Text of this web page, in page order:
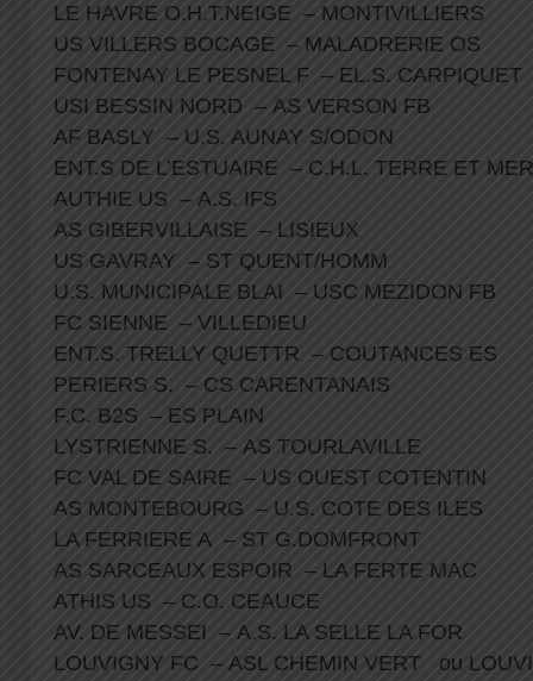
LE HAVRE O.H.T.NEIGE – MONTIVILLIERS
US VILLERS BOCAGE – MALADRERIE OS
FONTENAY LE PESNEL F – EL.S. CARPIQUET
USI BESSIN NORD – AS VERSON FB
AF BASLY – U.S. AUNAY S/ODON
ENT.S DE L’ESTUAIRE – C.H.L. TERRE ET
AUTHIE US – A.S. IFS
AS GIBERVILLAISE – LISIEUX
US GAVRAY – ST QUENT/HOMM
U.S. MUNICIPALE BLAI – USC MEZIDON FB
FC SIENNE – VILLEDIEU
ENT.S. TRELLY QUETTR – COUTANCES ES
PERIERS S. – CS CARENTANAIS
F.C. B2S – ES PLAIN
LYSTRIENNE S. – AS TOURLAVILLE
FC VAL DE SAIRE – US OUEST COTENTIN
AS MONTEBOURG – U.S. COTE DES ILES
LA FERRIERE A – ST G.DOMFRONT
AS SARCEAUX ESPOIR – LA FERTE MAC
ATHIS US – C.O. CEAUCE
AV. DE MESSEI – A.S. LA SELLE LA FOR
LOUVIGNY FC – ASL CHEMIN VERT ou